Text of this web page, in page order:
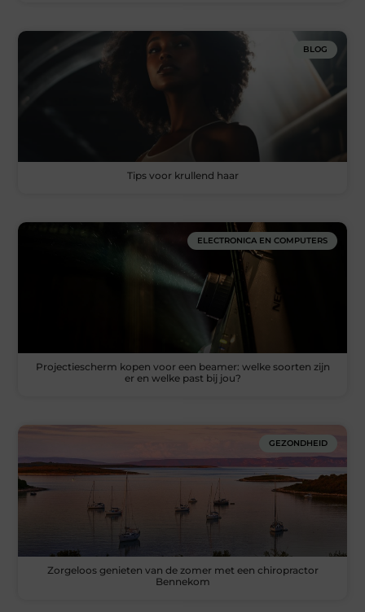
BLOG
Tips voor krullend haar
ELECTRONICA EN COMPUTERS
Projectiescherm kopen voor een beamer: welke soorten zijn
er en welke past bij jou?
GEZONDHEID
Zorgeloos genieten van de zomer met een chiropractor
Bennekom